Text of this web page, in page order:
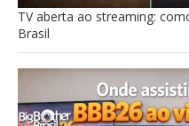
TV aberta ao streaming:
Brasil